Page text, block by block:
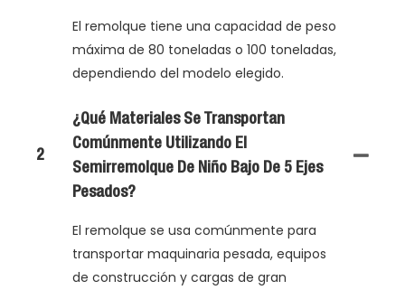
El remolque tiene una capacidad de peso
máxima de 80 toneladas o 100 toneladas,
dependiendo del modelo elegido.
2
¿Qué Materiales Se Transportan
Comúnmente Utilizando El
Semirremolque De Niño Bajo De 5 Ejes
Pesados?
El remolque se usa comúnmente para
transportar maquinaria pesada, equipos
de construcción y cargas de gran